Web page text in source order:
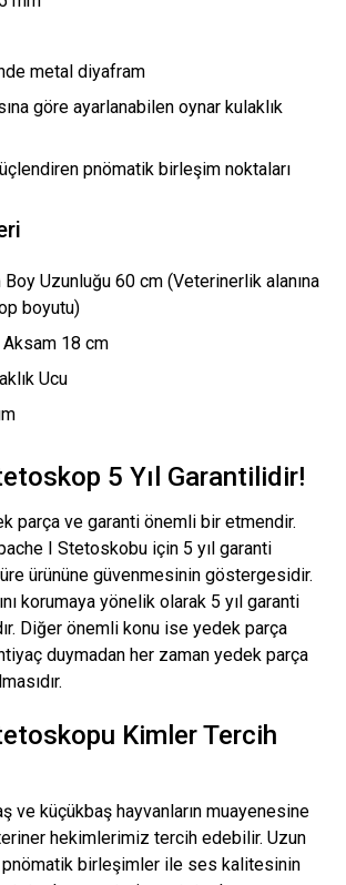
metal diyafram
göre ayarlanabilen oynar kulaklık
pnömatik birleşim noktaları
Uzunluğu 60 cm (Veterinerlik alanına
boyutu)
Aksam 18 cm
Ucu
5 Yıl Garantilidir!
parça ve garanti önemli bir etmendir.
I Stetoskobu için 5 yıl garanti
ürününe güvenmesinin göstergesidir.
korumaya yönelik olarak 5 yıl garanti
Diğer önemli konu ise yedek parça
duymadan her zaman yedek parça
Kimler Tercih
ve küçükbaş hayvanların muayenesine
hekimlerimiz tercih edebilir. Uzun
birleşimler ile ses kalitesinin